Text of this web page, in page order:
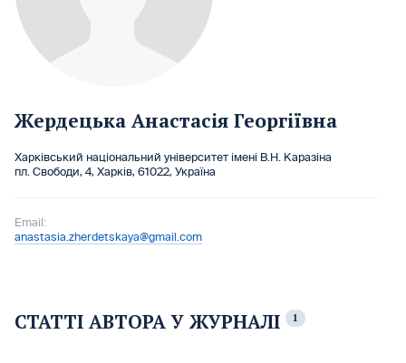
Жердецька Анастасія Георгіївна
Харківський національний університет імені В.Н. Каразіна
пл. Свободи, 4, Харків, 61022, Україна
Email:
anastasia.zherdetskaya@gmail.com
СТАТТІ АВТОРА У ЖУРНАЛІ 1